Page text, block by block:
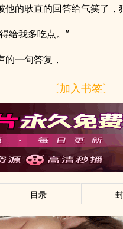
的耿直的回答给气笑了，
给我多吃点。”
一句答复，
〔加入书签〕
目录